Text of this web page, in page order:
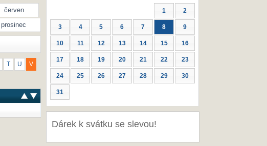
červen
prosinec
T U V
1 2
3 4 5 6 7 8 9
10 11 12 13 14 15 16
17 18 19 20 21 22 23
24 25 26 27 28 29 30
31
Dárek k svátku se slevou!